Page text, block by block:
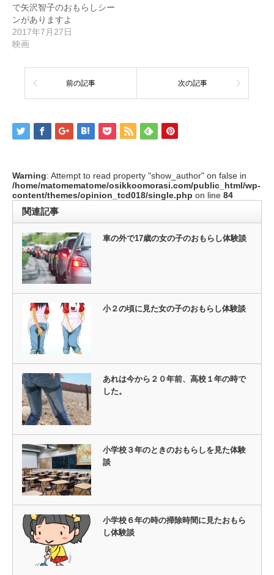
で矢沢智子のおもらしシー
ンがありますよ
2017年7月27日
映画
前の記事 次の記事
Warning: Attempt to read property "show_author" on false in
/home/matomematome/osikkoomorasi.com/public_html/wp-
content/themes/opinion_tcd018/single.php on line 84
関連記事
車の外で17歳の女の子のおもらし体験談
小２の頃に見た女の子のおもらし体験談
あれは今から２０年前、高校１年の時で
した。
小学校３年のときのおもらしを見た体験
談
小学校６年の時の掃除時間に見たおもら
し体験談